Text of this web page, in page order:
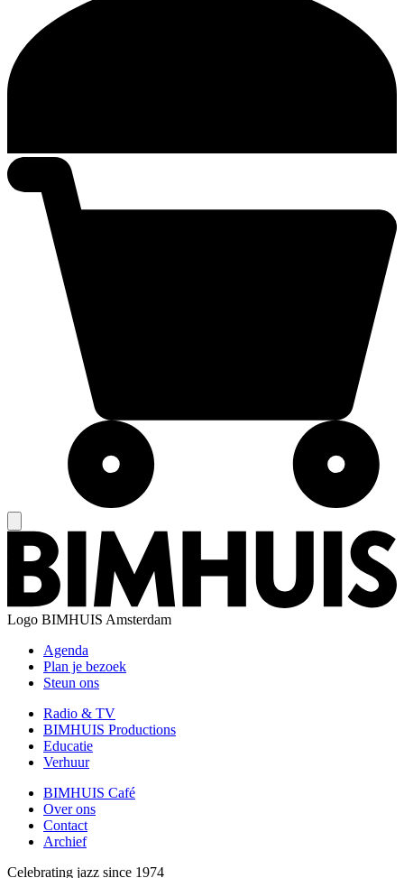
Logo BIMHUIS Amsterdam
Agenda
Plan je bezoek
Steun ons
Radio & TV
BIMHUIS Productions
Educatie
Verhuur
BIMHUIS Café
Over ons
Contact
Archief
Celebrating jazz since 1974